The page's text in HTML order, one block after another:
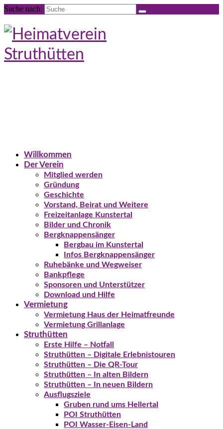
Suche nach:
Willkommen
Der Verein
Mitglied werden
Gründung
Geschichte
Vorstand, Beirat und Weitere
Freizeitanlage Kunstertal
Bilder und Chronik
Bergknappensänger
Bergbau im Kunstertal
Infos Bergknappensänger
Ruhebänke und Wegweiser
Bankpflege
Sponsoren und Unterstützer
Download und Hilfe
Vermietung
Vermietung Haus der Heimatfreunde
Vermietung Grillanlage
Struthütten
Erste Hilfe – Notfall
Struthütten – Digitale Erlebnistouren
Struthütten – Die QR-Tour
Struthütten – In alten Bildern
Struthütten – In neuen Bildern
Ausflugsziele
Gruben rund ums Hellertal
POI Struthütten
POI Wasser-Eisen-Land